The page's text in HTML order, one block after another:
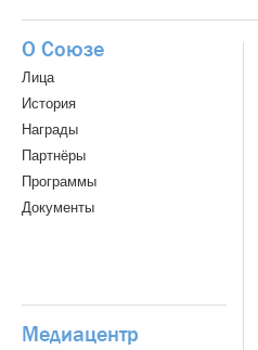
О Союзе
Лица
История
Награды
Партнёры
Программы
Документы
Медиацентр